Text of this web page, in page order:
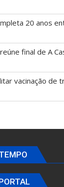
20 anos
final de A
vacinação de